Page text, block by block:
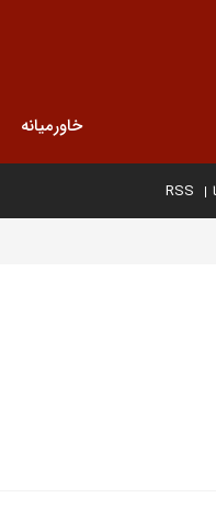
خاورمیانه
RSS